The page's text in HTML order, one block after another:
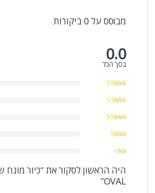
מבוסס על 0 ביקורות
0.0
בסך הכל
היה הראשון לסקור את “כיור מונח
OVAL”